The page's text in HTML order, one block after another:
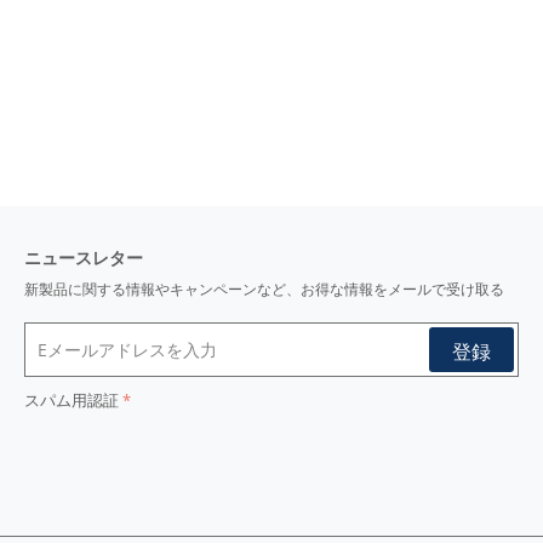
ニュースレター
新製品に関する情報やキャンペーンなど、お得な情報をメールで受け取る
スパム用認証